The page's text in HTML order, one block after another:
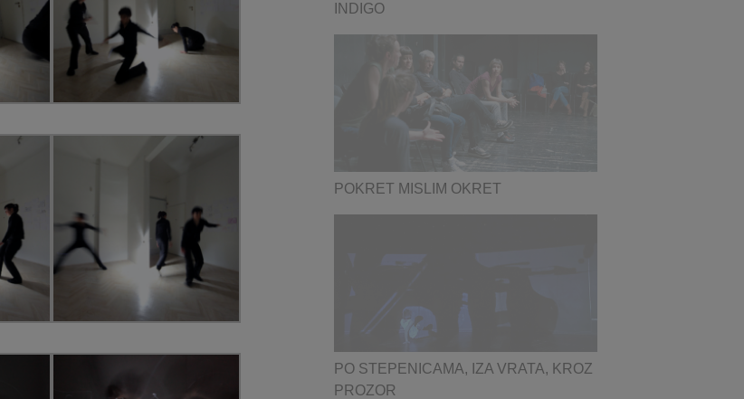
INDIGO
POKRET MISLIM OKRET
PO STEPENICAMA, IZA VRATA, KROZ
PROZOR